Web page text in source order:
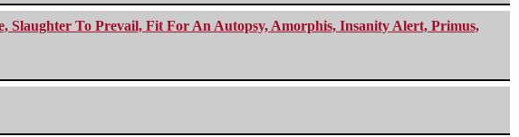
Slaughter To Prevail, Fit For An Autopsy, Amorphis, Insanity Alert, Primus,